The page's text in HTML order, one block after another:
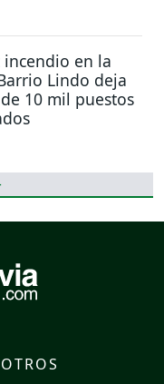
incendio en la
Lindo deja
10 mil puestos